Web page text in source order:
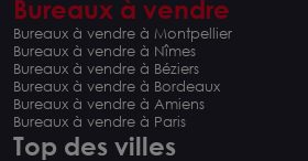
Bureaux à vendre
Bureaux à vendre à Montpellier
Bureaux à vendre à Nîmes
Bureaux à vendre à Béziers
Bureaux à vendre à Bordeaux
Bureaux à vendre à Amiens
Bureaux à vendre à Paris
Top des villes